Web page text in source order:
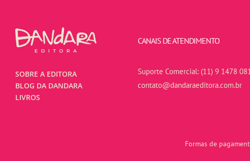
SOBRE A EDITORA
BLOG DA DANDARA
LIVROS
CANAIS DE ATENDIMENTO
Suporte Comercial: (11) 9 1478
contato@dandaraeditora.com.br
Formas de